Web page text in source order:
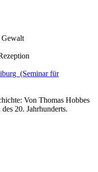
Gewalt
(Seminar für
Von Thomas Hobbes
20. Jahrhunderts.